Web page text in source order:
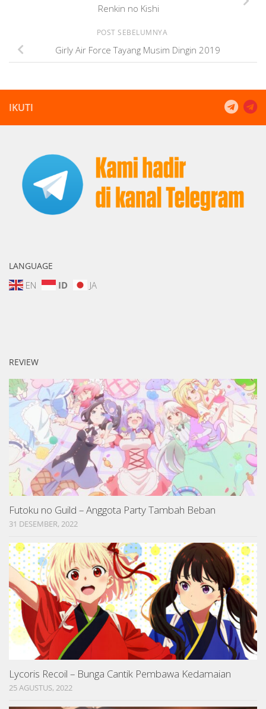
Renkin no Kishi
POST SEBELUMNYA
Girly Air Force Tayang Musim Dingin 2019
IKUTI
LANGUAGE
EN ID JA
REVIEW
Futoku no Guild – Anggota Party Tambah Beban
31 DESEMBER, 2022
Lycoris Recoil – Bunga Cantik Pembawa Kedamaian
25 AGUSTUS, 2022